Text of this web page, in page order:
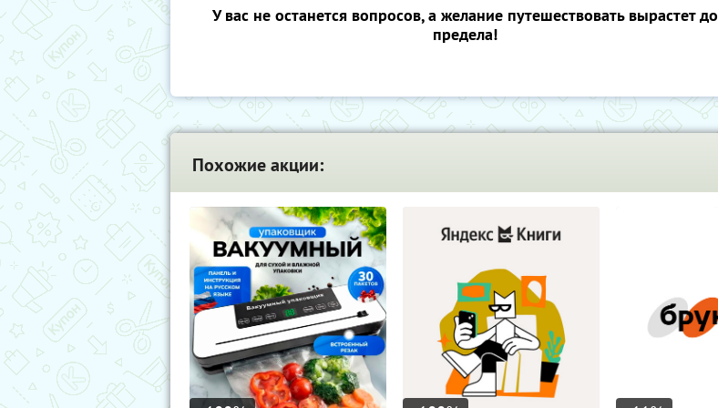
У вас не останется вопросов, а желание путешествовать вырастет до
предела!
Похожие акции: